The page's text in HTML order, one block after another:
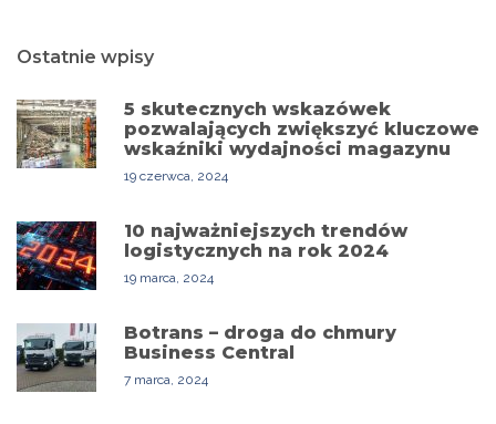
Ostatnie wpisy
5 skutecznych wskazówek
pozwalających zwiększyć kluczowe
wskaźniki wydajności magazynu
19 czerwca, 2024
10 najważniejszych trendów
logistycznych na rok 2024
19 marca, 2024
Botrans – droga do chmury
Business Central
7 marca, 2024